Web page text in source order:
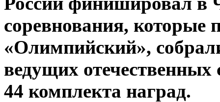
соревнования, которые
«Олимпийский»,
ведущих
44 комплекта наград.